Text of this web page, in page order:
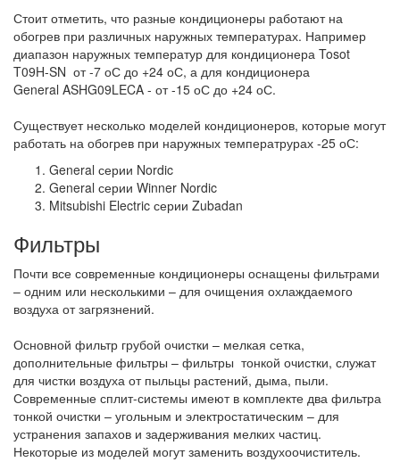
Стоит отметить, что разные кондиционеры работают на
обогрев при различных наружных температурах. Например
диапазон наружных температур для кондиционера Tosot
T09H-SN от -7 оС до +24 оС, а для кондиционера
General ASHG09LECA - от -15 оС до +24 оС.
Существует несколько моделей кондиционеров, которые могут
работать на обогрев при наружных температрурах -25 оС:
General серии Nordic
General серии Winner Nordic
Mitsubishi Electric серии Zubadan
Фильтры
Почти все современные кондиционеры оснащены фильтрами
– одним или несколькими – для очищения охлаждаемого
воздуха от загрязнений.
Основной фильтр грубой очистки – мелкая сетка,
дополнительные фильтры – фильтры тонкой очистки, служат
для чистки воздуха от пыльцы растений, дыма, пыли.
Современные сплит-системы имеют в комплекте два фильтра
тонкой очистки – угольным и электростатическим – для
устранения запахов и задерживания мелких частиц.
Некоторые из моделей могут заменить воздухоочиститель.